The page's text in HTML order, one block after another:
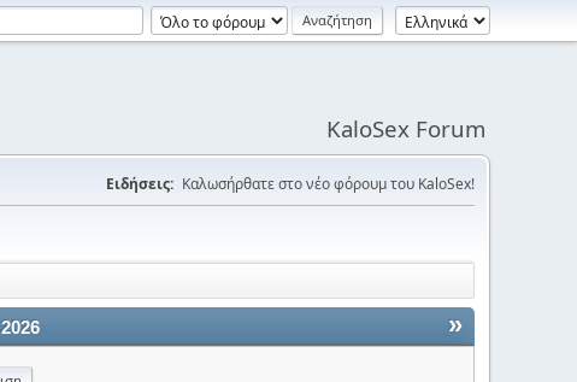
KaloSex Forum
Ειδήσεις: Καλωσήρθατε στο νέο φόρουμ του KaloSex!
»